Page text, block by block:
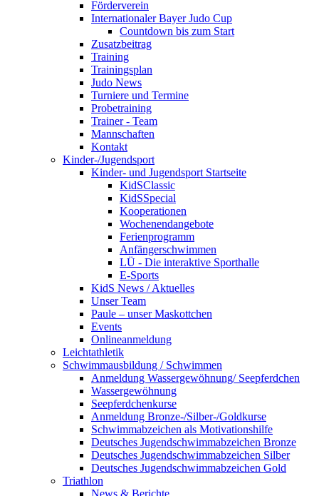
Förderverein
Internationaler Bayer Judo Cup
Countdown bis zum Start
Zusatzbeitrag
Training
Trainingsplan
Judo News
Turniere und Termine
Probetraining
Trainer - Team
Mannschaften
Kontakt
Kinder-/Jugendsport
Kinder- und Jugendsport Startseite
KidSClassic
KidSSpecial
Kooperationen
Wochenendangebote
Ferienprogramm
Anfängerschwimmen
LÜ - Die interaktive Sporthalle
E-Sports
KidS News / Aktuelles
Unser Team
Paule – unser Maskottchen
Events
Onlineanmeldung
Leichtathletik
Schwimmausbildung / Schwimmen
Anmeldung Wassergewöhnung/ Seepferdchen
Wassergewöhnung
Seepferdchenkurse
Anmeldung Bronze-/Silber-/Goldkurse
Schwimmabzeichen als Motivationshilfe
Deutsches Jugendschwimmabzeichen Bronze
Deutsches Jugendschwimmabzeichen Silber
Deutsches Jugendschwimmabzeichen Gold
Triathlon
News & Berichte